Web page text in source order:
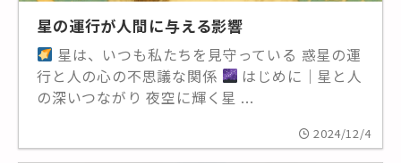
星の運行が人間に与える影響
星は、いつも私たちを見守っている 惑星の運
行と人の心の不思議な関係
はじめに｜星と人
の深いつながり 夜空に輝く星 ...
2024/12/4